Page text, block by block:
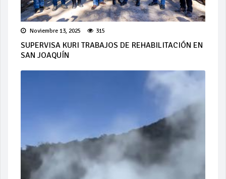
Noviembre 13, 2025 315
SUPERVISA KURI TRABAJOS DE REHABILITACIÓN EN
SAN JOAQUÍN